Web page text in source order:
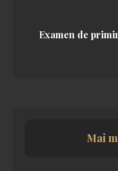
Examen de
Mai